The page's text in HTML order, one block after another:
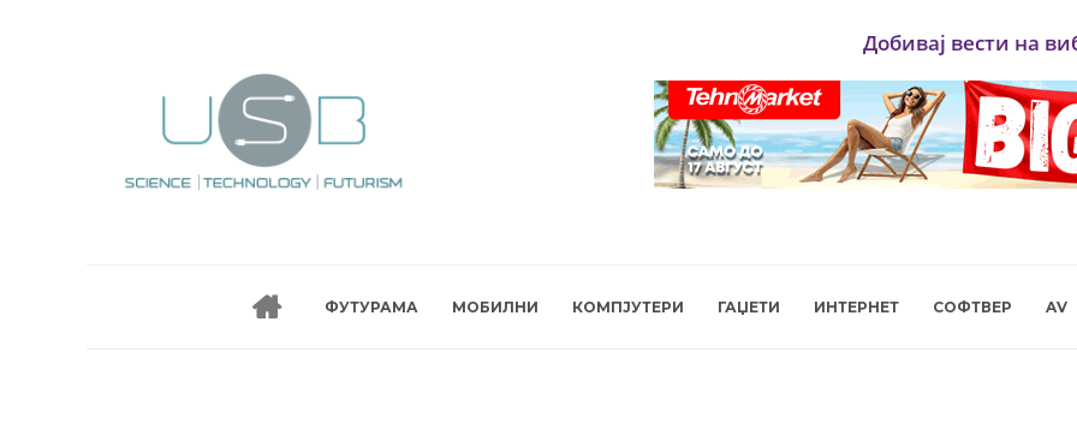
Добивај вести на
ФУТУРАМА МОБИЛНИ КОМПЈУТЕРИ ГАЏЕТИ ИНТЕРНЕТ СОФТВЕР AV